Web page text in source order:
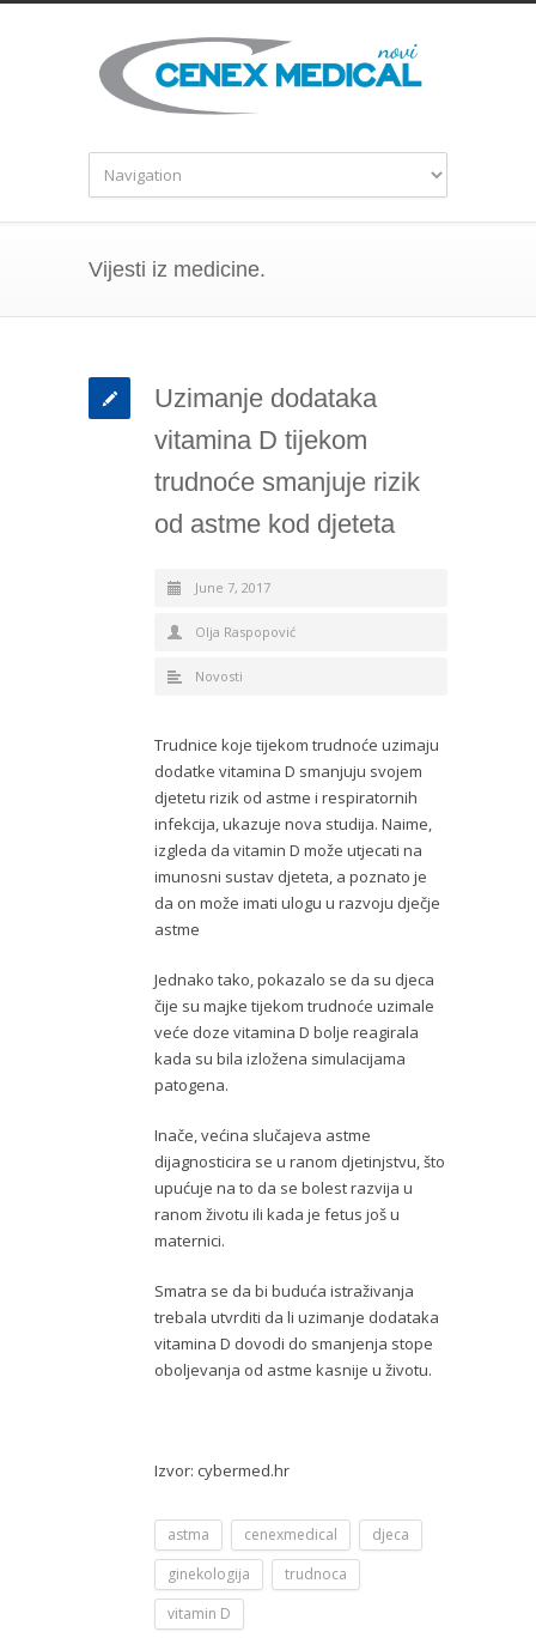
Vijesti iz medicine.
Uzimanje dodataka
vitamina D tijekom
trudnoće smanjuje rizik
od astme kod djeteta
June 7, 2017
Olja Raspopović
Novosti
Trudnice koje tijekom trudnoće uzimaju
dodatke vitamina D smanjuju svojem
djetetu rizik od astme i respiratornih
infekcija, ukazuje nova studija. Naime,
izgleda da vitamin D može utjecati na
imunosni sustav djeteta, a poznato je
da on može imati ulogu u razvoju dječje
astme
Jednako tako, pokazalo se da su djeca
čije su majke tijekom trudnoće uzimale
veće doze vitamina D bolje reagirala
kada su bila izložena simulacijama
patogena.
Inače, većina slučajeva astme
dijagnosticira se u ranom djetinjstvu, što
upućuje na to da se bolest razvija u
ranom životu ili kada je fetus još u
maternici.
Smatra se da bi buduća istraživanja
trebala utvrditi da li uzimanje dodataka
vitamina D dovodi do smanjenja stope
oboljevanja od astme kasnije u životu.
Izvor: cybermed.hr
astma cenexmedical
djeca
ginekologija
trudnoca
vitamin D